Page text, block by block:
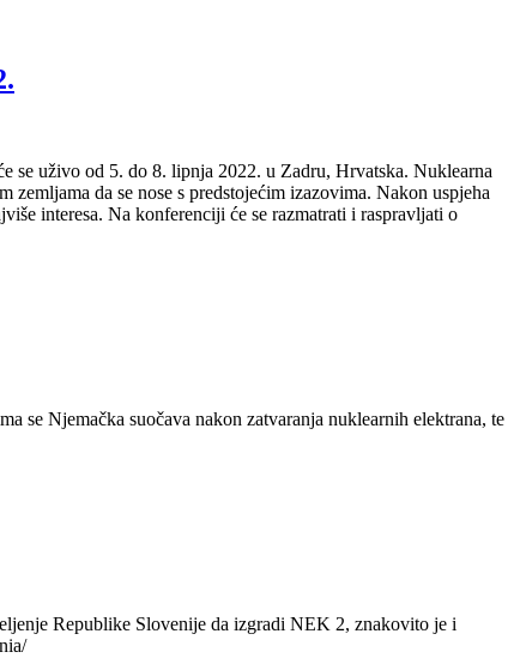
se uživo od 5. do 8. lipnja 2022. u Zadru, Hrvatska. Nuklearna
da se nose s predstojećim izazovima. Nakon uspjeha
interesa. Na konferenciji će se razmatrati i raspravljati o
Njemačka suočava nakon zatvaranja nuklearnih elektrana, te
Republike Slovenije da izgradi NEK 2, znakovito je i